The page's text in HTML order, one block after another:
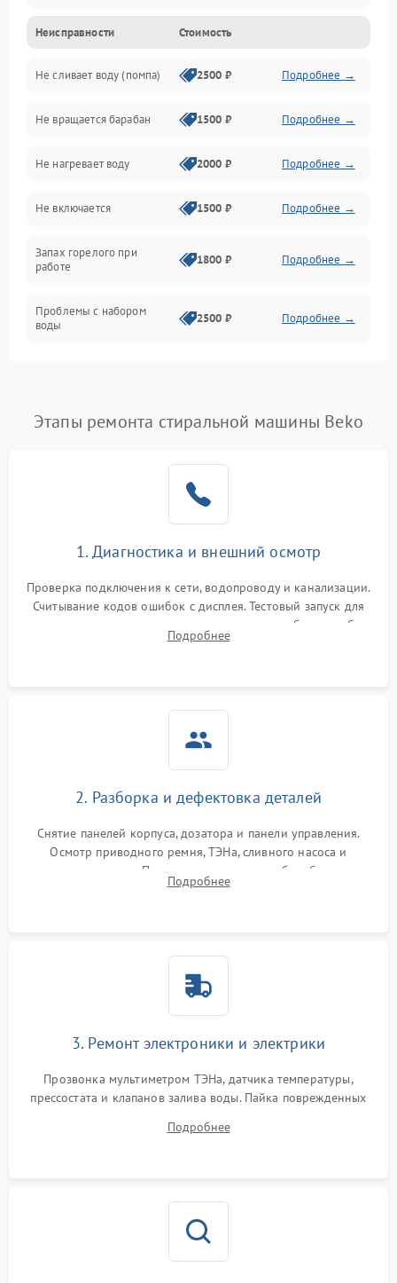
Электропитание
Водоснабжение
Слив
Программное обеспечение
Неисправности Стоимость
Не сливает воду (помпа) 2500 ₽ Подробнее →
Не вращается барабан 1500 ₽ Подробнее →
Не нагревает воду 2000 ₽ Подробнее →
Не включается 1500 ₽ Подробнее →
Запах горелого при
работе
1800 ₽ Подробнее →
Проблемы с набором
воды
2500 ₽ Подробнее →
Замена платы управления Подробнее →
Этапы ремонта стиральной машины Beko
1. Диагностика и внешний осмотр
Проверка подключения к сети, водопроводу и канализации.
Считывание кодов ошибок с дисплея. Тестовый запуск для
выявления посторонних шумов, протечек или сбоев в работе
электронного модуля управления.
Подробнее
2. Разборка и дефектовка деталей
Снятие панелей корпуса, дозатора и панели управления.
Осмотр приводного ремня, ТЭНа, сливного насоса и
амортизаторов. Проверка подшипников барабана и
крестовины на износ, а манжеты люка на разрывы.
Подробнее
3. Ремонт электроники и электрики
Прозвонка мультиметром ТЭНа, датчика температуры,
прессостата и клапанов залива воды. Пайка поврежденных
Восстановление целостности проводки и контактов.
Подробнее